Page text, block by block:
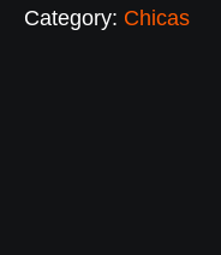
Category: Chicas